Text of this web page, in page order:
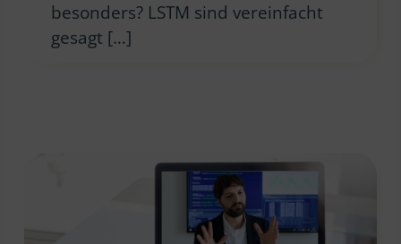
besonders? LSTM sind vereinfacht
gesagt […]